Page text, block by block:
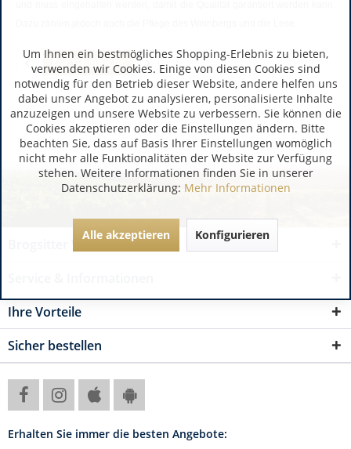
Zur Übersicht
Brogsitter Weinversand
Ihre Vorteile
Sicher bestellen
Erhalten Sie immer die besten Angebote:
Um Ihnen ein bestmögliches Shopping-Erlebnis zu bieten,
verwenden wir Cookies. Einige von diesen Cookies sind
notwendig für den Betrieb dieser Website, andere helfen uns
dabei unser Angebot zu analysieren, personalisierte Inhalte
anzuzeigen und unsere Website zu verbessern. Sie können die
Cookies akzeptieren oder die Einstellungen ändern. Bitte
beachten Sie, dass auf Basis Ihrer Einstellungen womöglich
nicht mehr alle Funktionalitäten der Website zur Verfügung
stehen. Weitere Informationen finden Sie in unserer
Datenschutzerklärung: Mehr Informationen
Alle akzeptieren Konfigurieren